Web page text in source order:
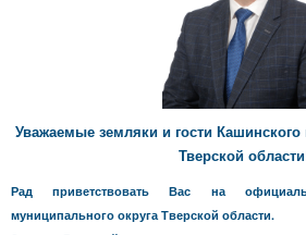
Уважаемые земляки и гости Кашинского
Тверской
Рад приветствовать Вас на
муниципального округа Тверской области.